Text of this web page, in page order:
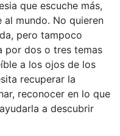
que escuche más,
al mundo. No quieren
pero tampoco
por dos o tres temas
a los ojos de los
recuperar la
reconocer en lo que
a descubrir